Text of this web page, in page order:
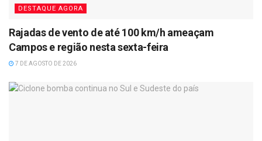
DESTAQUE AGORA
Rajadas de vento de até 100 km/h ameaçam
Campos e região nesta sexta-feira
7 DE AGOSTO DE 2026